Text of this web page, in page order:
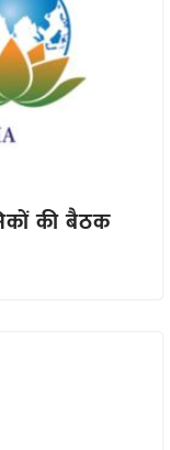
की बैठक